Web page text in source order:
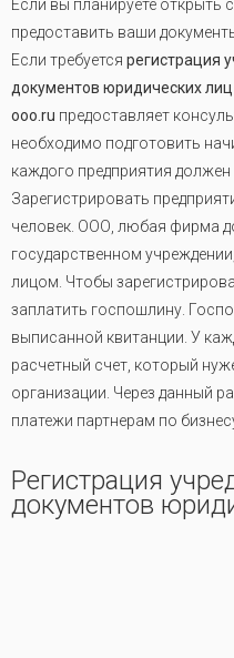
Если вы планируете
предоставить ваши
Если требуется регистрация
документов юридических
ooo.ru предоставляет
необходимо подготовить
каждого предприятия должен
Зарегистрировать
человек. ООО, любая фирма
государственном
лицом. Чтобы
заплатить госпошлину.
выписанной квитанции. У
расчетный счет, который
организации. Через данный
платежи партнерам по
Регистрация
документов